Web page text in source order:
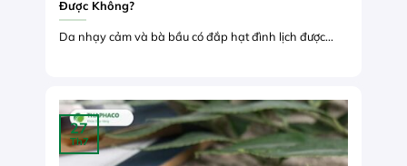
Được Không?
Da nhạy cảm và bà bầu có đắp hạt đình lịch được...
27
Th7